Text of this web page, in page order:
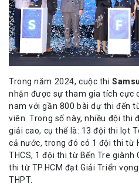
Trong năm 2024, cuộc thi
nhận được sự tham gia tích cực
nam với gần 800 bài dự thi đến
viên. Trong số này, nhiều đội thi
giải cao, cụ thể là: 13 đội thi lọt
cả nước, trong đó có 1 đội thi từ
THCS, 1 đội thi từ Bến Tre giành
thi từ TP.HCM đạt Giải Triển
THPT.